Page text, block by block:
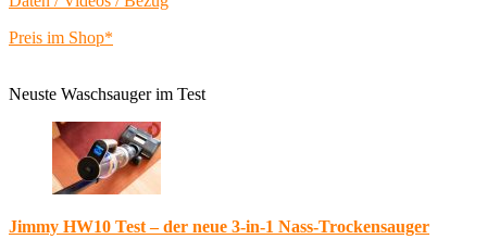
Preis im Shop*
Neuste Waschsauger im Test
Jimmy HW10 Test – der neue 3-in-1 Nass-Trockensauger